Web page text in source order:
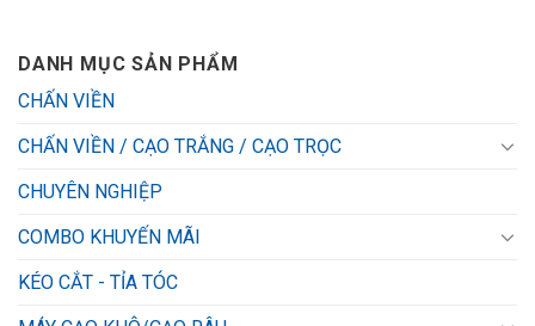
DANH MỤC SẢN PHẨM
CHẤN VIỀN
CHẤN VIỀN / CẠO TRẮNG / CẠO TRỌC
CHUYÊN NGHIỆP
COMBO KHUYẾN MÃI
KÉO CẮT - TỈA TÓC